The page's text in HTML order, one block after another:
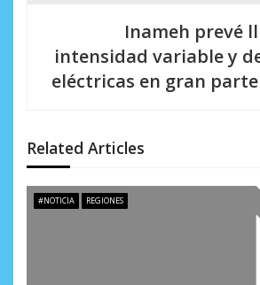
n
d
e
Inameh prevé
intensidad variable y
eléctricas en gran
Related Articles
#NOTICIA REGIONES